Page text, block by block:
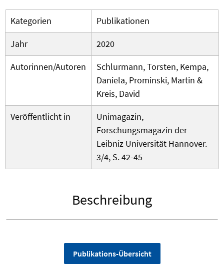
Kategorien
Publikationen
Jahr
2020
Autorinnen/Autoren
Schlurmann, Torsten, Kempa,
Daniela, Prominski, Martin &
Kreis, David
Veröffentlicht in
Unimagazin,
Forschungsmagazin der
Leibniz Universität Hannover.
3/4, S. 42-45
Beschreibung
Publikations-Übersicht